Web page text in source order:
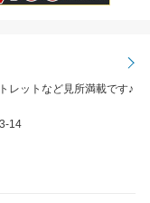
検索
レットなど見所満載です♪
14